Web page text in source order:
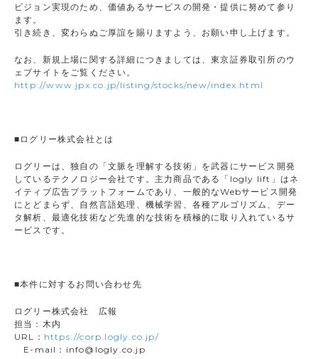
ビジョン実現のため、価値あるサービスの開発・提供に努めて参り
ます。
引き続き、変わらぬご厚誼を賜りますよう、お願い申し上げます。
なお、新規上場に関する詳細につきましては、東京証券取引所のウ
ェブサイトをご覧ください。
http://www.jpx.co.jp/listing/stocks/new/index.html
■ログリー株式会社とは
ログリーは、独自の「文脈を理解する技術」を武器にサービス開発
しているテクノロジー会社です。主力商品である「logly lift」はネ
イティブ広告プラットフォームであり、一般的なWebサービス開発
にとどまらず、自然言語処理、機械学習、各種アルゴリズム、デー
タ解析、最適化技術など先進的な技術を積極的に取り入れているサ
ービスです。
■本件に対するお問い合わせ先
ログリー株式会社 広報
担当：木内
URL： https://corp.logly.co.jp/
E-mail：info@logly.co.jp